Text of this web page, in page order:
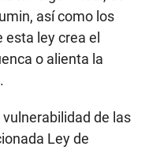
así como los
ley crea el
o alienta la
de las
Ley de